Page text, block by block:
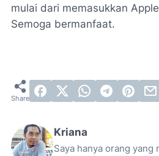
mulai dari memasukkan
Semoga bermanfaat.
Kriana
Saya hanya orang yang